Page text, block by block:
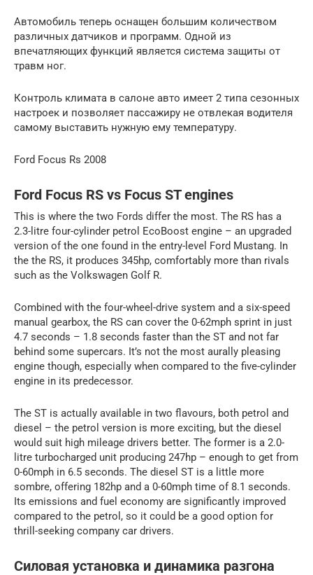
Автомобиль теперь оснащен большим количеством
различных датчиков и программ. Одной из
впечатляющих функций является система защиты от
травм ног.
Контроль климата в салоне авто имеет 2 типа сезонных
настроек и позволяет пассажиру не отвлекая водителя
самому выставить нужную ему температуру.
Ford Focus Rs 2008
Ford Focus RS vs Focus ST engines
This is where the two Fords differ the most. The RS has a
2.3-litre four-cylinder petrol EcoBoost engine – an upgraded
version of the one found in the entry-level Ford Mustang. In
the the RS, it produces 345hp, comfortably more than rivals
such as the Volkswagen Golf R.
Combined with the four-wheel-drive system and a six-speed
manual gearbox, the RS can cover the 0-62mph sprint in just
4.7 seconds – 1.8 seconds faster than the ST and not far
behind some supercars. It’s not the most aurally pleasing
engine though, especially when compared to the five-cylinder
engine in its predecessor.
The ST is actually available in two flavours, both petrol and
diesel – the petrol version is more exciting, but the diesel
would suit high mileage drivers better. The former is a 2.0-
litre turbocharged unit producing 247hp – enough to get from
0-60mph in 6.5 seconds. The diesel ST is a little more
sombre, offering 182hp and a 0-60mph time of 8.1 seconds.
Its emissions and fuel economy are significantly improved
compared to the petrol, so it could be a good option for
thrill-seeking company car drivers.
Силовая установка и динамика разгона